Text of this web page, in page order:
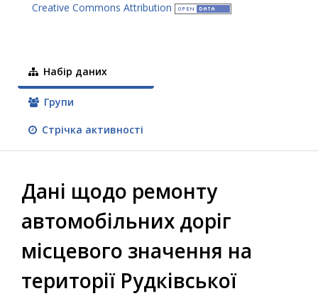
Creative Commons Attribution
Набір даних
Групи
Стрічка активності
Дані щодо ремонту
автомобільних доріг
місцевого значення на
території Рудківської